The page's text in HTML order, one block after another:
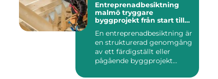
Entreprenadbesiktning
malmö tryggare
byggprojekt från start till
En entreprenadbesiktning är
en strukturerad genomgång
av ett färdigställt eller
pågående byggprojekt...